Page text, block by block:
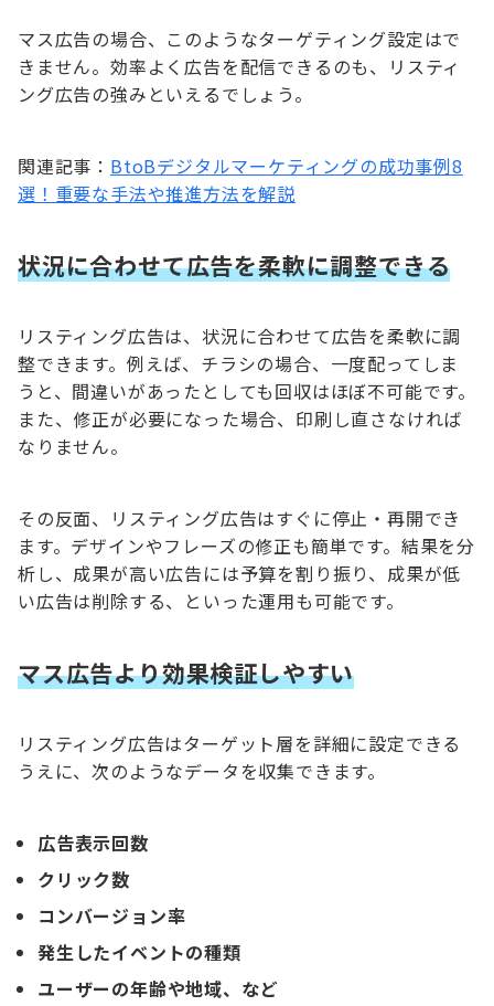
マス広告の場合、このようなターゲティング設定はで
きません。効率よく広告を配信できるのも、リスティ
ング広告の強みといえるでしょう。
関連記事： BtoBデジタルマーケティングの成功事例8
選！重要な手法や推進方法を解説
状況に合わせて広告を柔軟に調整できる
リスティング広告は、状況に合わせて広告を柔軟に調
整できます。例えば、チラシの場合、一度配ってしま
うと、間違いがあったとしても回収はほぼ不可能です。
また、修正が必要になった場合、印刷し直さなければ
なりません。
その反面、リスティング広告はすぐに停止・再開でき
ます。デザインやフレーズの修正も簡単です。結果を分
析し、成果が高い広告には予算を割り振り、成果が低
い広告は削除する、といった運用も可能です。
マス広告より効果検証しやすい
リスティング広告はターゲット層を詳細に設定できる
うえに、次のようなデータを収集できます。
広告表示回数
クリック数
コンバージョン率
発生したイベントの種類
ユーザーの年齢や地域、など